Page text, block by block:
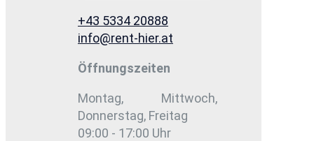
+43 5334 20888
info@rent-hier.at
Öffnungszeiten
Montag, Mittwoch,
Donnerstag, Freitag
09:00 - 17:00 Uhr